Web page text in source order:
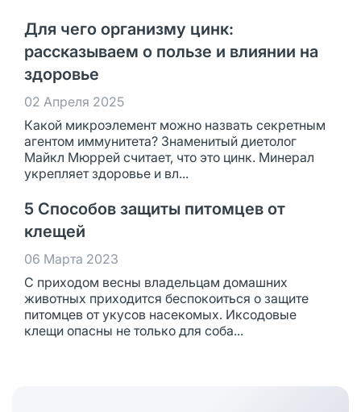
Для чего организму цинк:
рассказываем о пользе и влиянии на
здоровье
02 Апреля 2025
Какой микроэлемент можно назвать секретным
агентом иммунитета? Знаменитый диетолог
Майкл Мюррей считает, что это цинк. Минерал
укрепляет здоровье и вл...
5 Способов защиты питомцев от
клещей
06 Марта 2023
С приходом весны владельцам домашних
животных приходится беспокоиться о защите
питомцев от укусов насекомых. Иксодовые
клещи опасны не только для соба...